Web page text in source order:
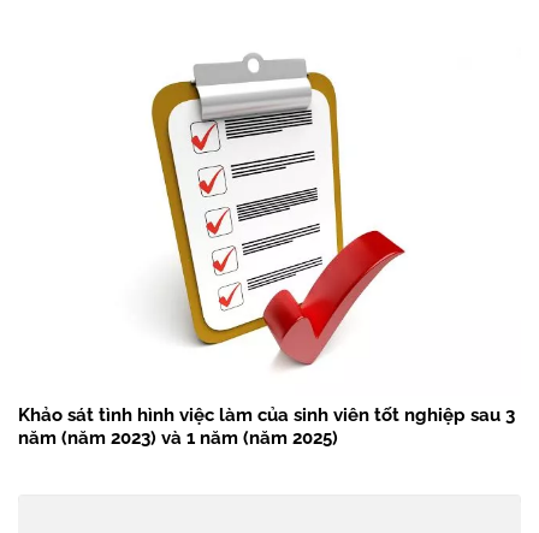
Khảo sát tình hình việc làm của sinh viên tốt nghiệp sau 3
năm (năm 2023) và 1 năm (năm 2025)